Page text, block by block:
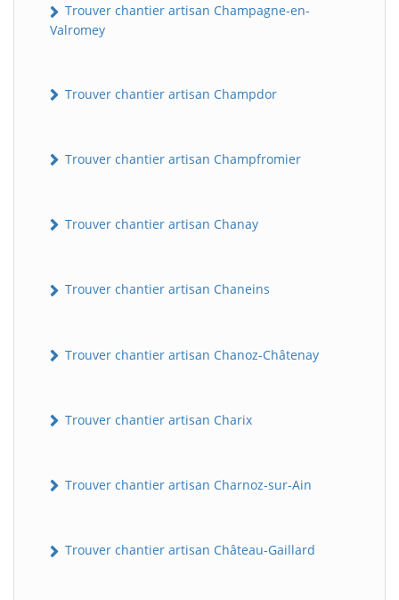
Trouver chantier artisan Champagne-en-
Valromey
Trouver chantier artisan Champdor
Trouver chantier artisan Champfromier
Trouver chantier artisan Chanay
Trouver chantier artisan Chaneins
Trouver chantier artisan Chanoz-Châtenay
Trouver chantier artisan Charix
Trouver chantier artisan Charnoz-sur-Ain
Trouver chantier artisan Château-Gaillard